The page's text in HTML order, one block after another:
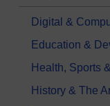
Digital &
Education &
Health, Sports
History & The